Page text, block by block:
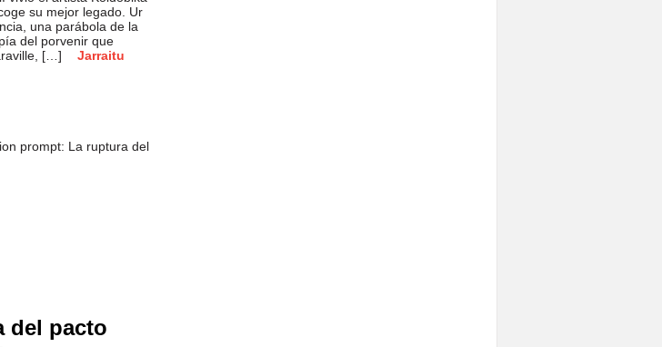
su mejor legado. Ur
una parábola de la
del porvenir que
[…]
Jarraitu
del pacto